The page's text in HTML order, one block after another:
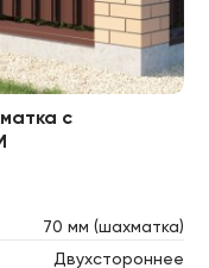
с
70 мм (шахматка)
Двухстороннее